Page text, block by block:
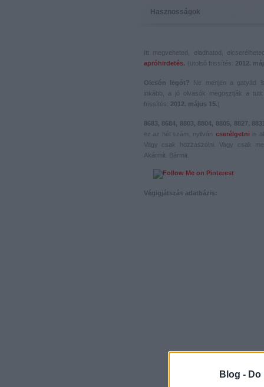
Blog -
Hasznosságok
Itt megveheted, eladhatod,
apróhirdetés. (utolsó frissítés: 2012.
Olcsón legót? Ne menjen a gatyád
inkább, a jó olvasók megosztják a
frissítés: 2012. május 15.)
8683, 8684, 8803, 8804, 8805, 8827, 8831
ez az hét szám, nyilván
cserélgetni
is
Vagy csak hozzászólni. Vagy csak
Akármit. Bármit.
Végigjátszás adatbázis: